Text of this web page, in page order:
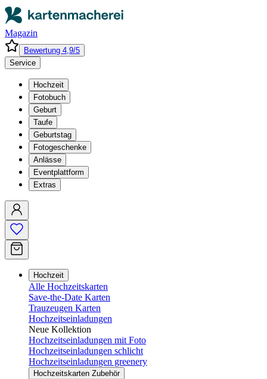
Magazin
Bewertung 4,9/5
Service
Hochzeit
Fotobuch
Geburt
Taufe
Geburtstag
Fotogeschenke
Anlässe
Eventplattform
Extras
Hochzeit
Alle Hochzeitskarten
Save-the-Date Karten
Trauzeugen Karten
Hochzeitseinladungen
Neue Kollektion
Hochzeitseinladungen mit Foto
Hochzeitseinladungen schlicht
Hochzeitseinladungen greenery
Hochzeitskarten Zubehör